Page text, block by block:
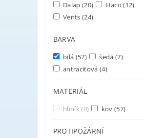
Dalap(20) Haco(12)
Vents(24)
BARVA
bílá (57) šedá (7)
antracitová (4)
MATERIÁL
hliník(0) kov (57)
PROTIPOŽÁRNÍ